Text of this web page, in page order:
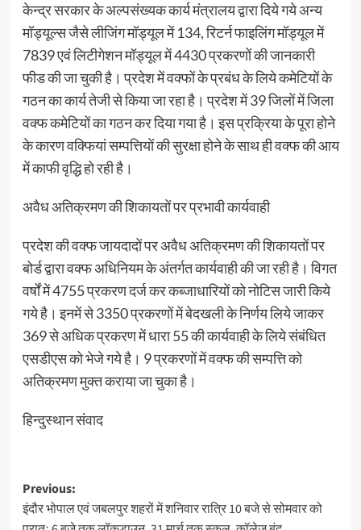
केन्द्र सरकार के अल्पसंख्यक कार्य मंत्रालय द्वारा दिये गये अन्य
मॉड्यूल्स जैसे लीजिंग मॉड्यूल में 134, रिटर्न फाइलिंग मॉड्यूल में
7839 एवं लिटीगेशन मॉड्यूल में 4430 प्रकरणों की जानकारी
फीड की जा चुकी है। प्रदेश में वक्फों के प्रबंध के लिये कमेटियों के
गठन का कार्य तेजी से किया जा रहा है। प्रदेश में 39 जिलों में जिला
वक्फ कमेटियों का गठन कर दिया गया है। इस प्रक्रिया के पूरा होने
के कारण वक्फियां सम्पत्तियों की सुरक्षा होने के साथ ही वक्फ की आय
में काफी वृद्धि हो रही है।
अवैध अतिक्रमण की शिकायतों पर प्रभावी कार्यवाही
प्रदेश की वक्फ जायदादों पर अवैध अतिक्रमण की शिकायतों पर
बोर्ड द्वारा वक्फ अधिनियम के अंतर्गत कार्यवाही की जा रही है। विगत
वर्षों में 4755 प्रकरण दर्ज कर कब्जाधारियों को नोटिस जारी किये
गये है। इनमें से 3350 प्रकरणों में बेदखली के निर्णय लिये जाकर
369 से अधिक प्रकरण में धारा 55 की कार्यवाही के लिये संबंधित
एसडीएस को भेजे गये है। 9 प्रकरणों में वक्फ की सम्पत्ति को
अतिक्रमण मुक्त कराया जा चुका है।
हिन्दुस्थान संवाद
Post
navigation
Previous:
इंदौर भोपाल एवं जबलपुर शहरों में शनिवार रात्रि 10 बजे से सोमवार को